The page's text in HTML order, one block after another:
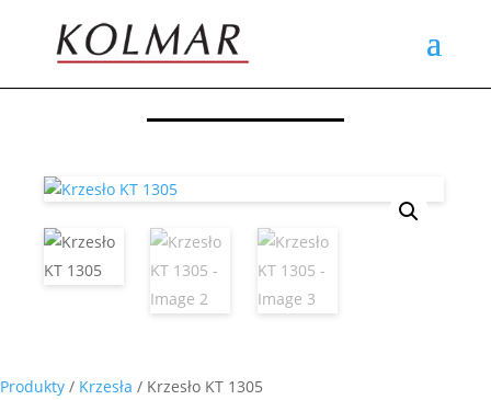
Produkty / Krzesła / Krzesło KT 1305